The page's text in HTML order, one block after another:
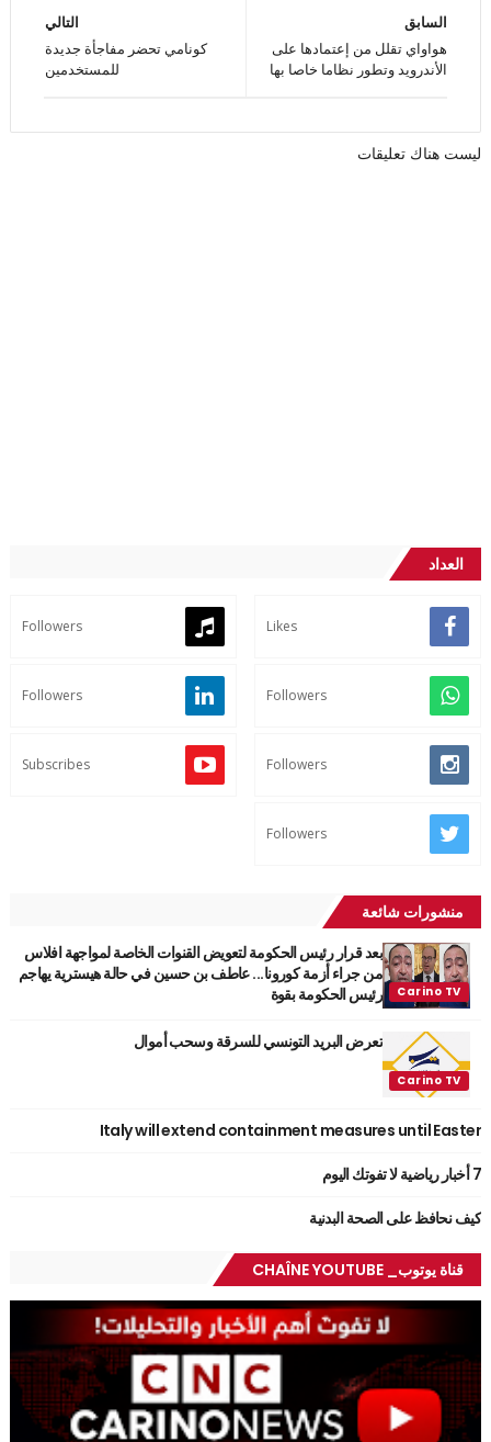
التالي
كونامي تحضر مفاجأة جديدة
للمستخدمين
السابق
هواواي تقلل من إعتمادها على
الأندرويد وتطور نظاما خاصا بها
ليست هناك تعليقات
العداد
Likes
Followers
Followers
Followers
Followers
Subscribes
Followers
منشورات شائعة
بعد قرار رئيس الحكومة لتعويض القنوات الخاصة لمواجهة افلاس
من جراء أزمة كورونا... عاطف بن حسين في حالة هيسترية يهاجم
رئيس الحكومة بقوة
تعرض البريد التونسي للسرقة وسحب أموال
Italy will extend containment measures until Easter
7 أخبار رياضية لا تفوتك اليوم
كيف نحافظ على الصحة البدنية
قناة يوتوب_ CHAÎNE YOUTUBE